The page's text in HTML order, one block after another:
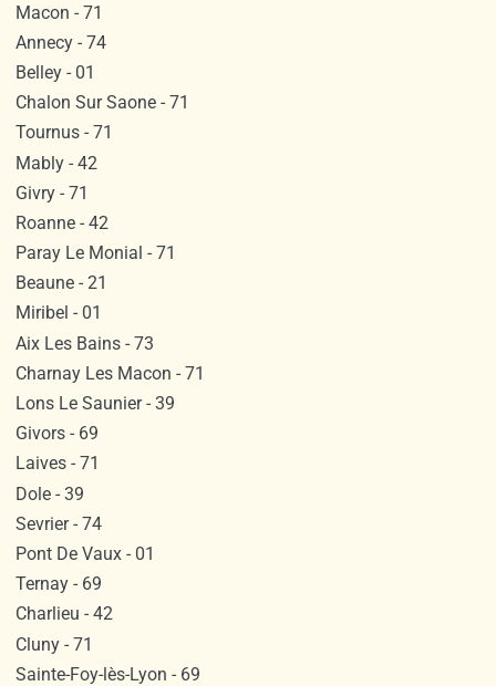
Macon - 71
Annecy - 74
Belley - 01
Chalon Sur Saone - 71
Tournus - 71
Mably - 42
Givry - 71
Roanne - 42
Paray Le Monial - 71
Beaune - 21
Miribel - 01
Aix Les Bains - 73
Charnay Les Macon - 71
Lons Le Saunier - 39
Givors - 69
Laives - 71
Dole - 39
Sevrier - 74
Pont De Vaux - 01
Ternay - 69
Charlieu - 42
Cluny - 71
Sainte-Foy-lès-Lyon - 69